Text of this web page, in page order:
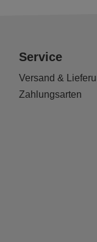
Service
Versand &
Zahlungsarten